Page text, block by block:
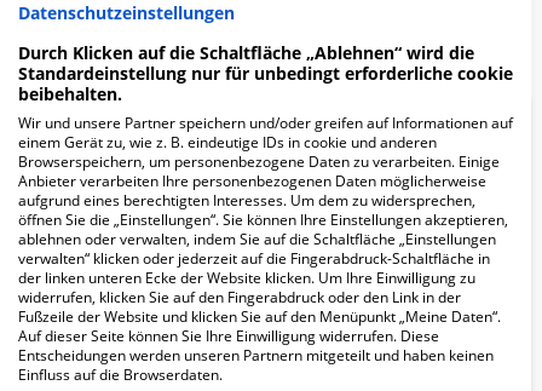
Mehr Informationen
FAQ
Hier ﬁnden Sie häuﬁg gestellte Fragen zu dieser Klinik.
Wie lautet die Adresse von MVZ
Kieferorthopädie Ismaning?
Dorfstr. 14
85737 Ismaning
Datenschutzeinstellungen
Durch Klicken auf die Schaltfläche „Ablehnen“ wird die
Standardeinstellung nur für unbedingt erforderliche cookie
beibehalten.
Wir und unsere Partner speichern und/oder greifen auf Informationen auf
einem Gerät zu, wie z. B. eindeutige IDs in cookie und anderen
Browserspeichern, um personenbezogene Daten zu verarbeiten. Einige
Anbieter verarbeiten Ihre personenbezogenen Daten möglicherweise
aufgrund eines berechtigten Interesses. Um dem zu widersprechen,
öffnen Sie die „Einstellungen“. Sie können Ihre Einstellungen akzeptieren,
ablehnen oder verwalten, indem Sie auf die Schaltfläche „Einstellungen
verwalten“ klicken oder jederzeit auf die Fingerabdruck-Schaltfläche in
der linken unteren Ecke der Website klicken. Um Ihre Einwilligung zu
widerrufen, klicken Sie auf den Fingerabdruck oder den Link in der
Fußzeile der Website und klicken Sie auf den Menüpunkt „Meine Daten“.
Auf dieser Seite können Sie Ihre Einwilligung widerrufen. Diese
Entscheidungen werden unseren Partnern mitgeteilt und haben keinen
Einfluss auf die Browserdaten.